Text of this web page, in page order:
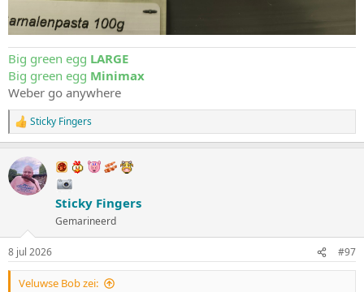
Big green egg LARGE
Big green egg Minimax
Weber go anywhere
W
a
r
d
e
e
n
Sticky Fingers
Sticky Fingers
Gemarineerd
8 jul 2026 #97
Veluwse Bob zei: